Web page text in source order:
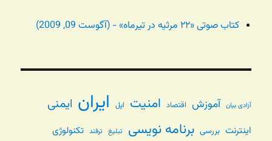
کتاب صوتی «۲۲ مرثیه در تیرماه» - (آگوست 09, 2009)
آزادی بیان آموزش اقتصاد امنیت اپل ایران ایمنی
اینترنت بررسی برنامه نویسی تبلیغ ترفند تکنولوژی